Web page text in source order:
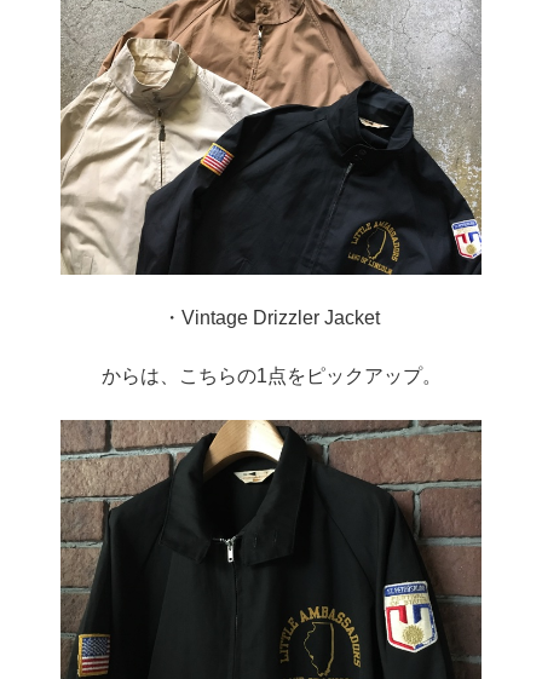
・Vintage Drizzler Jacket
からは、こちらの1点をピックアップ。